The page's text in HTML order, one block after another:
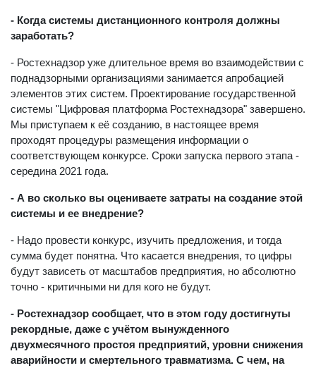
- Когда системы дистанционного контроля должны
заработать?
- Ростехнадзор уже длительное время во взаимодействии с
поднадзорными организациями занимается апробацией
элементов этих систем. Проектирование государственной
системы "Цифровая платформа Ростехнадзора" завершено.
Мы приступаем к её созданию, в настоящее время
проходят процедуры размещения информации о
соответствующем конкурсе. Сроки запуска первого этапа -
середина 2021 года.
- А во сколько вы оцениваете затраты на создание этой
системы и ее внедрение?
- Надо провести конкурс, изучить предложения, и тогда
сумма будет понятна. Что касается внедрения, то цифры
будут зависеть от масштабов предприятия, но абсолютно
точно - критичными ни для кого не будут.
- Ростехнадзор сообщает, что в этом году достигнуты
рекордные, даже с учётом вынужденного
двухмесячного простоя предприятий, уровни снижения
аварийности и смертельного травматизма. С чем, на